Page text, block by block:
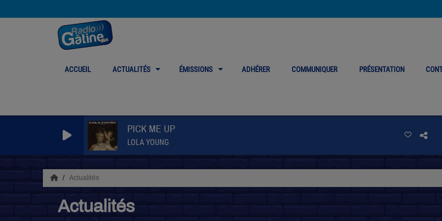
ACCUEIL ACTUALITÉS ÉMISSIONS ADHÉRER COMMUNIQUER PRÉSENTATION
PICK ME UP
LOLA YOUNG
Actualités
Actualités